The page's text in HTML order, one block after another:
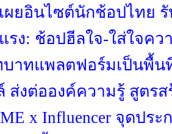
ผยอินไซต์นักช้อปไทย รั
รง: ช้อปฮีลใจ-ใส่ใจค
าทแพลตฟอร์มเป็นพื้น
ส่งต่อองค์ความรู้ สูตร
x Influencer จุดปร